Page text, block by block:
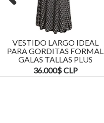
VESTIDO LARGO IDEAL
PARA GORDITAS FORMAL
GALAS TALLAS PLUS
KADRIHEL
36.000$ CLP